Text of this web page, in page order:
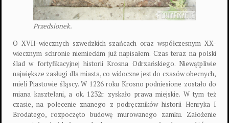
Przedsionek.
O XVII-wiecznych szwedzkich szańcach oraz współczesnym XX-
wiecznym schronie niemieckim już napisałem. Czas teraz na polski
ślad w fortyfikacyjnej historii Krosna Odrzańskiego. Niewątpliwie
największe zasługi dla miasta, co widoczne jest do czasów obecnych,
mieli Piastowie śląscy. W 1226 roku Krosno podniesione zostało do
miana kasztelani, a ok. 1232r. zyskało prawa miejskie. W tym też
czasie, na polecenie znanego z podręczników historii Henryka I
Brodatego, rozpoczęto budowę murowanego zamku. Założenie